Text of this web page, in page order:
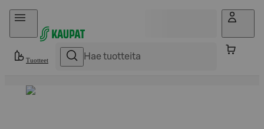
Hyppää sisältöön
Tuotteet